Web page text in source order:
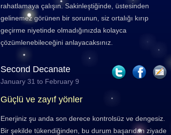
rahatlamaya çalışın. Sakinleştiğinde, üstesinden
gelinemez görünen bir sorunun, siz ortalığı kırıp
geçirme niyetinde olmadığınızda kolayca
çözümlenebileceğini anlayacaksınız.
Second Decanate
January 31 to February 9
Güçlü ve zayıf yönler
Enerjiniz şu anda son derece kontrolsüz ve dengesiz.
Bir şekilde tükendiğinden, bu durum başarıdan ziyade